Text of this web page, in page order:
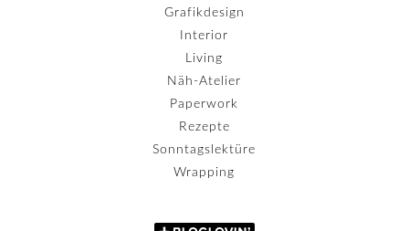
Grafikdesign
Interior
Living
Näh-Atelier
Paperwork
Rezepte
Sonntagslektüre
Wrapping